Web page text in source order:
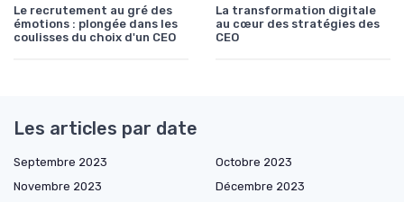
Le recrutement au gré des
émotions : plongée dans les
coulisses du choix d'un CEO
La transformation digitale
au cœur des stratégies des
CEO
Les articles par date
Septembre 2023
Octobre 2023
Novembre 2023
Décembre 2023